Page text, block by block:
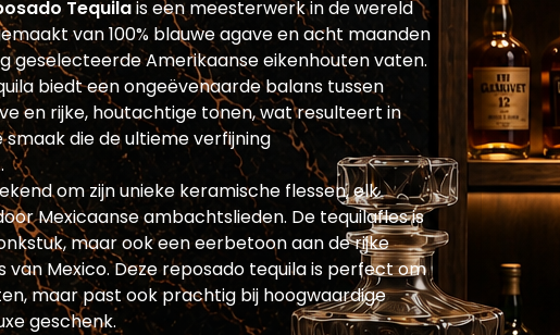
Tequilais een meesterwerk in de wereld
van 100% blauwe agave en acht maanden
geselecteerde Amerikaanse eikenhouten vaten.
biedt een ongeëvenaarde balans tussen
en rijke, houtachtige tonen, wat resulteert in
smaak die de ultieme verfijning
om zijn unieke keramische flessen, elk
Mexicaanse ambachtslieden. De tequilafles is
maar ook een eerbetoon aan de rijke
van Mexico. Deze reposado tequila is perfect om
maar past ook prachtig bij hoogwaardige
geschenk.